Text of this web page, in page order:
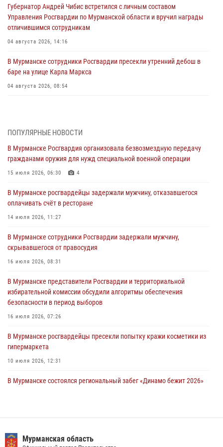
Губернатор Андрей Чибис встретился с личным составом
Управления Росгвардии по Мурманской области и вручил награды
отличившимся сотрудникам
04 августа 2026, 14:16
В Мурманске сотрудники Росгвардии пресекли утренний дебош в
баре на улице Карла Маркса
04 августа 2026, 08:54
03 августа 2026, 12:23 4
Сотрудники вневедомственной охраны Росгвардии пресекли
хулиганские действия дебошира на автозаправочной станции
города Кандалакши
Сотрудники Росгвардии провели инструктаж по
антитеррористической защищенности для членов избирательных
31 июля 2026, 08:48 3
Сотрудники Росгвардии задержали мужчину, не оплатившего счет в
30 июля 2026, 14:09
В Управлении Росгвардии по Мурманской области прошло пожарно-
тактическое занятие совместно с МЧС России
ПОПУЛЯРНЫЕ НОВОСТИ
В Мурманске Росгвардия организовала безвозмездную передачу
гражданами оружия для нужд специальной военной операции
15 июля 2026, 06:30 4
В Мурманске росгвардейцы задержали мужчину, отказавшегося
оплачивать счёт в ресторане
14 июля 2026, 11:27
В Мурманске сотрудники Росгвардии задержали мужчину,
скрывавшегося от правосудия
16 июля 2026, 08:31
В Мурманске представители Росгвардии и территориальной
избирательной комиссии обсудили алгоритмы обеспечения
безопасности в период выборов
16 июля 2026, 07:26
В Мурманске росгвардейцы пресекли попытку кражи косметики из
гипермаркета
10 июля 2026, 12:31
В Мурманске состоялся региональный забег «Динамо бежит 2026»
магазине - буфете
Мурманская область